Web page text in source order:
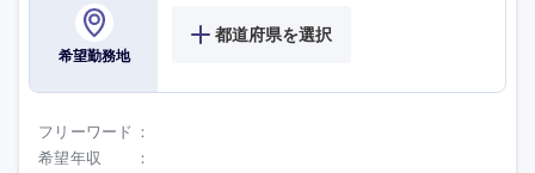
希望勤務地
都道府県を選択
フリーワード
希望年収